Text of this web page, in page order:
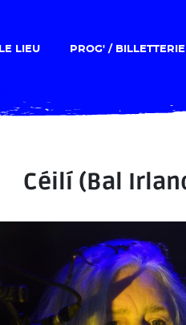
LE LIEU PROG' / BILLETTERIE
Céilí (Bal